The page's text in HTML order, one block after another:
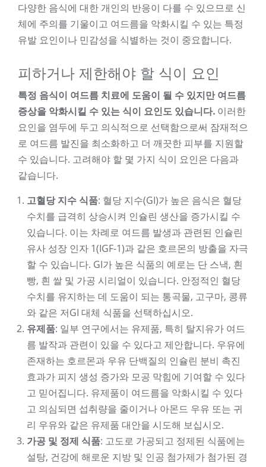
다양한 음식에 대한 개인의 반응이 다를 수 있으므로 신
체에 주의를 기울이고 여드름을 악화시킬 수 있는 특정
유발 요인이나 민감성을 식별하는 것이 중요합니다.
피하거나 제한해야 할 식이 요인
특정 음식이 여드름 치료에 도움이 될 수 있지만 여드름
증상을 악화시킬 수 있는 식이 요인도 있습니다. 이러한
요인을 염두에 두고 의식적으로 선택함으로써 잠재적으
로 여드름 발진을 최소화하고 더 깨끗한 피부를 지원할
수 있습니다. 고려해야 할 몇 가지 식이 요인은 다음과
같습니다.
고혈당 지수 식품: 혈당 지수(GI)가 높은 음식은 혈당
수치를 급격히 상승시켜 인슐린 생산을 증가시킬 수
있습니다. 이는 차례로 여드름 발생과 관련된 인슐린
유사 성장 인자 1(IGF-1)과 같은 호르몬의 방출을 자극
할 수 있습니다. GI가 높은 식품의 예로는 단 스낵, 흰
빵, 흰 쌀 및 가공 시리얼이 있습니다. 안정적인 혈당
수치를 유지하는 데 도움이 되는 통곡물, 고구마, 콩류
와 같은 저GI 대체 식품을 선택하십시오.
유제품: 일부 연구에서는 유제품, 특히 탈지유가 여드
름 발작과 관련이 있을 수 있다고 제안합니다. 우유에
존재하는 호르몬과 우유 단백질의 인슐린 분비 촉진
효과가 피지 생성 증가와 모공 막힘에 기여할 수 있다
고 믿어집니다. 유제품이 여드름을 악화시킬 수 있다
고 의심되면 섭취량을 줄이거나 아몬드 우유 또는 귀
리 우유와 같은 유제품 대안을 시도해 보십시오.
가공 및 정제 식품: 고도로 가공되고 정제된 식품에는
설탕, 건강에 해로운 지방 및 인공 첨가제가 첨가된 경